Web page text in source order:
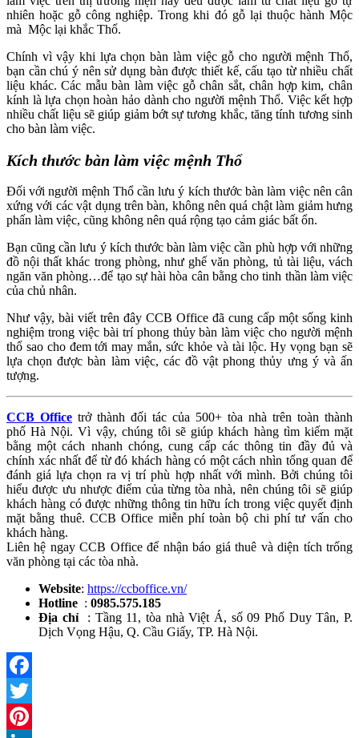
nhiên hoặc gỗ công nghiệp. Trong khi đó gỗ lại thuộc hành Mộc
mà Mộc lại khắc Thổ.
Chính vì vậy khi lựa chọn bàn làm việc gỗ cho người mệnh Thổ,
bạn cần chú ý nên sử dụng bàn được thiết kế, cấu tạo từ nhiều chất
liệu khác. Các mẫu bàn làm việc gỗ chân sắt, chân hợp kim, chân
kính là lựa chọn hoàn hảo dành cho người mệnh Thổ. Việc kết hợp
nhiều chất liệu sẽ giúp giảm bớt sự tương khắc, tăng tính tương sinh
cho bàn làm việc.
Kích thước bàn làm việc mệnh Thổ
Đối với người mệnh Thổ cần lưu ý kích thước bàn làm việc nên cân
xứng với các vật dụng trên bàn, không nên quá chật làm giảm hưng
phấn làm việc, cũng không nên quá rộng tạo cảm giác bất ổn.
Bạn cũng cần lưu ý kích thước bàn làm việc cần phù hợp với những
đồ nội thất khác trong phòng, như ghế văn phòng, tủ tài liệu, vách
ngăn văn phòng…để tạo sự hài hòa cân bằng cho tinh thần làm việc
của chủ nhân.
Như vậy, bài viết trên đây CCB Office đã cung cấp một sống kinh
nghiệm trong việc bài trí phong thủy bàn làm việc cho người mệnh
thổ sao cho đem tới may mắn, sức khỏe và tài lộc. Hy vọng bạn sẽ
lựa chọn được bàn làm việc, các đồ vật phong thủy ưng ý và ấn
tượng.
CCB Office trở thành đối tác của 500+ tòa nhà trên toàn thành
phố Hà Nội. Vì vậy, chúng tôi sẽ giúp khách hàng tìm kiếm mặt
bằng một cách nhanh chóng, cung cấp các thông tin đầy đủ và
chính xác nhất để từ đó khách hàng có một cách nhìn tổng quan để
đánh giá lựa chọn ra vị trí phù hợp nhất với mình. Bởi chúng tôi
hiểu được ưu nhược điểm của từng tòa nhà, nên chúng tôi sẽ giúp
khách hàng có được những thông tin hữu ích trong việc quyết định
mặt bằng thuê. CCB Office miễn phí toàn bộ chi phí tư vấn cho
khách hàng.
Liên hệ ngay CCB Office để nhận báo giá thuê và diện tích trống
văn phòng tại các tòa nhà.
Website: https://ccboffice.vn/
Hotline : 0985.575.185
Địa chỉ: Tầng 11, tòa nhà Việt Á, số 09 Phố Duy Tân, P.
Dịch Vọng Hậu, Q. Cầu Giấy, TP. Hà Nội.
Facebook
Twitter